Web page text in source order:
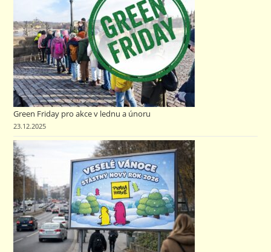
Green Friday pro akce v lednu a únoru
23.12.2025